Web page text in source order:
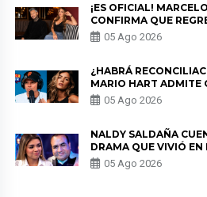
¡ES OFICIAL!
CONFIRMA QUE
MILETT FIGUEROA:
PUDO MÁS”
05 Ago 2026
¿HABRÁ
MARIO HART ADMITE
PODRÍA VOLVER CON
RIVADENEIRA: “NO LE
05 Ago 2026
NALDY SALDAÑA
DRAMA QUE VIVIÓ EN
LUZ TRAS DENUNCIA
DIRECTOR MUSICAL:
05 Ago 2026